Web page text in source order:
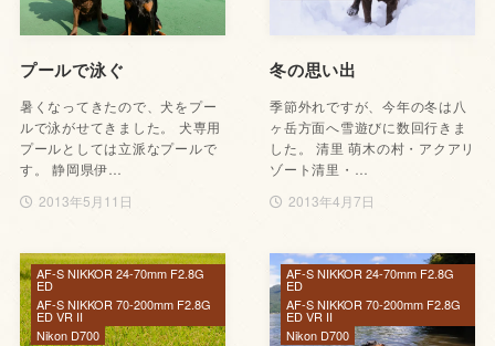
プールで泳ぐ
暑くなってきたので、犬をプー
ルで泳がせてきました。 犬専用
プールとしては立派なプールで
す。 静岡県伊…
2013年5月11日
冬の思い出
季節外れですが、今年の冬は八
ヶ岳方面へ雪遊びに数回行きま
した。 清里 萌木の村・アクアリ
ゾート清里・…
2013年4月7日
AF-S NIKKOR 24-70mm F2.8G
ED
AF-S NIKKOR 70-200mm F2.8G
ED VR II
Nikon D700
AF-S NIKKOR 24-70mm F2.8G
ED
AF-S NIKKOR 70-200mm F2.8G
ED VR II
Nikon D700